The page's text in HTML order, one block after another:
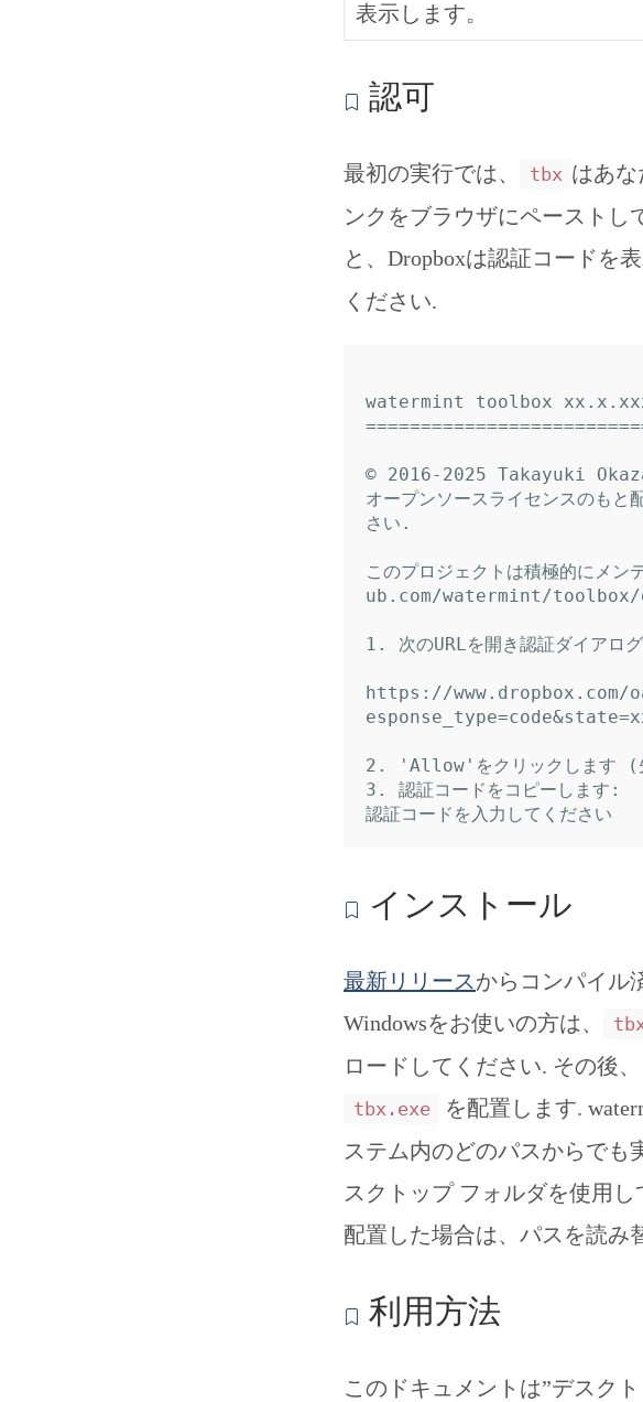
表示します。
認可
最初の実行では、 tbx はあな
ンクをブラウザにペーストし
と、Dropboxは認証コードを
ください.
watermint toolbox
© 2016-2025 Takayuki
オープンソースライセンスのも
さい.
このプロジェクトは積極的にメ
ub.com/watermint/toolbox/
1. 次のURLを開き認証ダイアロ
https://www.dropbox.com/
2. 'Allow'をクリックします (先
3. 認証コードをコピーします:
インストール
最新リリースからコンパイル
Windowsをお使いの方は、
ロードしてください. その後
tbx.exe
を配置します.
ステム内のどのパスからでも
スクトップ フォルダを使用
配置した場合は、パスを読み
利用方法
このドキュメントは”デスク